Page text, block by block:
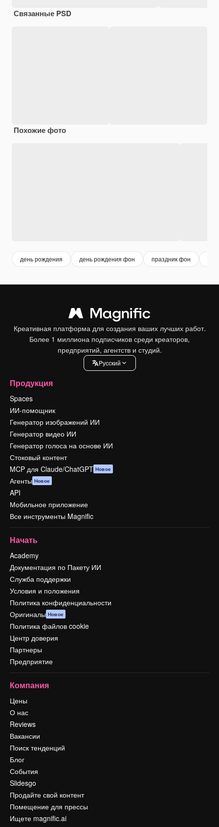
Связанные PSD
Похожие фото
день рождения день рождения фон праздник фон
Креативная платформа для создания ваших лучших работ.
Более 1 миллиона подписчиков среди креаторов,
предприятий, агентств и студий.
Pусский
Продукция
Spaces
ИИ-помощник
Генератор изображений ИИ
Генератор видео ИИ
Генератор голоса на основе ИИ
Стоковый контент
MCP для Claude/ChatGPT Новое
Агенты Новое
API
Мобильное приложение
Все инструменты Magnific
Начать
Academy
Документация по Пакету ИИ
Служба поддержки
Условия и положения
Политика конфиденциальности
Оригиналы Новое
Политика файлов cookie
Центр доверия
Партнеры
Предприятие
Компания
Цены
О нас
Reviews
Вакансии
Поиск тенденций
Блог
События
Slidesgo
Продайте свой контент
Помещение для прессы
Ищете magnific.ai